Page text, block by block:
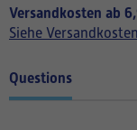
Versandkosten ab
Siehe Versandkosten
Questions